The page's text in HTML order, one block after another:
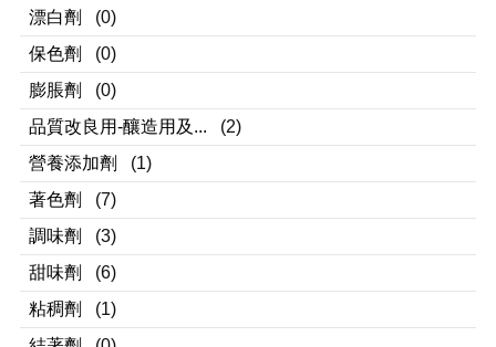
漂白劑
(0)
保色劑
(0)
膨脹劑
(0)
品質改良用-釀造用及...
(2)
營養添加劑
(1)
著色劑
(7)
調味劑
(3)
甜味劑
(6)
粘稠劑
(1)